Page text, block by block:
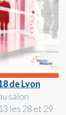
de Lyon
salon
les 28 et 29